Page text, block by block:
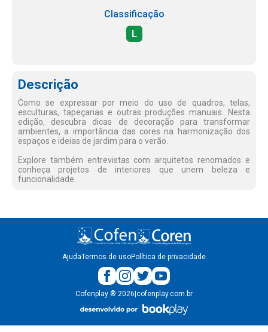
Classificação
L
Descrição
Como se expressar por meio do uso de quadros, telas,
esculturas, tapeçarias e outras produções manuais. Nesta
edição, descubra dicas de decoração para transformar
ambientes, a importância das cores na harmonização dos
espaços e ideias de jardim para o verão.
Explore também entrevistas com arquitetos renomados e
conheça projetos de interiores que unem beleza e
funcionalidade.
AjudaTermos de usoPolítica de privacidade
Cofenplay ® 2026 cofenplay.com.br